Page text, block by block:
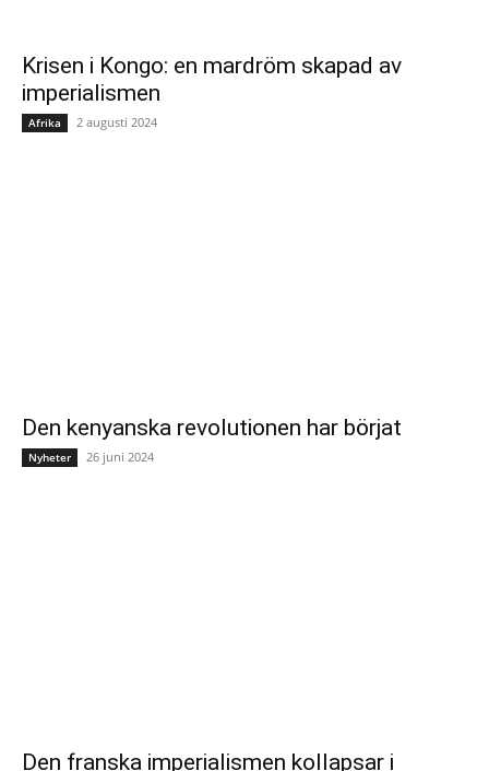
Krisen i Kongo: en mardröm skapad av
imperialismen
Afrika 2 augusti 2024
Den kenyanska revolutionen har börjat
Nyheter 26 juni 2024
Den franska imperialismen kollapsar i